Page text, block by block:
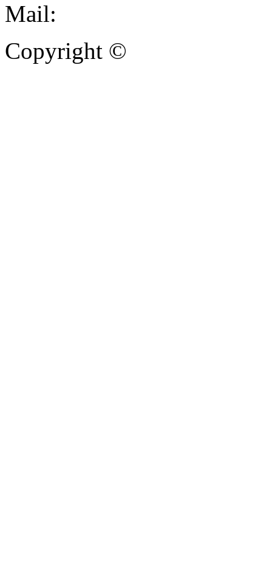
Mail:
Copyright ©